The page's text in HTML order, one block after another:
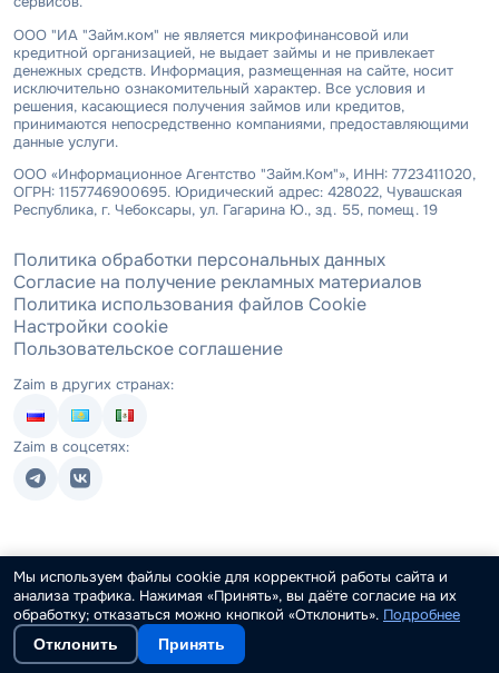
ООО "ИА "Займ.ком" не является микрофинансовой или
кредитной организацией, не выдает займы и не привлекает
денежных средств. Информация, размещенная на сайте, носит
исключительно ознакомительный характер. Все условия и
решения, касающиеся получения займов или кредитов,
принимаются непосредственно компаниями, предоставляющими
данные услуги.
ООО «Информационное Агентство "Займ.Ком"», ИНН: 7723411020,
ОГРН: 1157746900695. Юридический адрес: 428022, Чувашская
Республика, г. Чебоксары, ул. Гагарина Ю., зд. 55, помещ. 19
Политика обработки персональных данных
Согласие на получение рекламных материалов
Политика использования файлов Cookie
Настройки cookie
Пользовательское соглашение
Zaim в других странах:
Zaim в соцсетях:
Мы используем файлы cookie для корректной работы сайта и
анализа трафика. Нажимая «Принять», вы даёте согласие на их
обработку; отказаться можно кнопкой «Отклонить». Подробнее
Отклонить Принять